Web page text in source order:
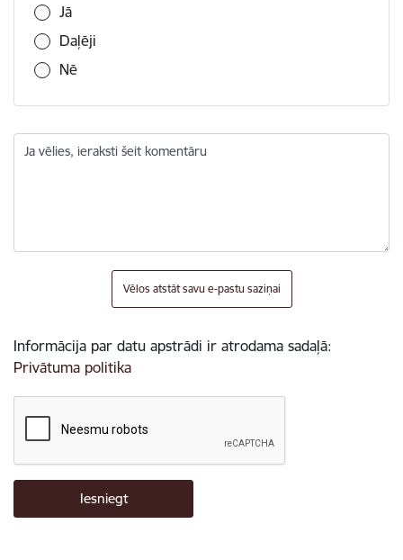
Jā
Daļēji
Nē
Ja vēlies, ieraksti šeit komentāru
Vēlos atstāt savu e-pastu saziņai
Informācija par datu apstrādi ir atrodama sadaļā:
Privātuma politika